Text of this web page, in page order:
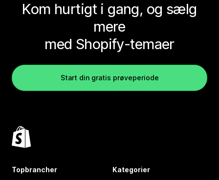
Kom hurtigt i gang, og sælg
mere
med Shopify-temaer
Start din gratis prøveperiode
Topbrancher Kategorier